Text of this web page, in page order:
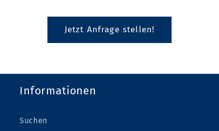
Jetzt Anfrage stellen!
Informationen
Suchen